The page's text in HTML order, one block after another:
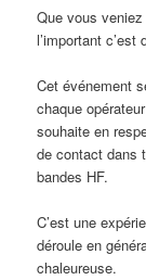
Que vous
l’important
Cet événement
chaque
souhaite en
de contact dans
bandes HF.
C’est une
déroule en
chaleureuse.